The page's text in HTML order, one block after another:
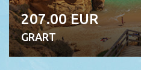
207.00 EUR
GRART